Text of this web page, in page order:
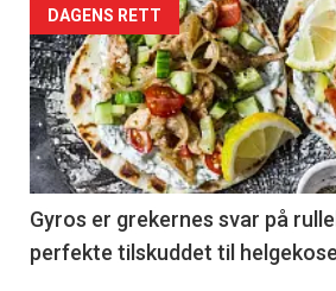
Forsiden
akkurat
nå
-
2
DAGENS RETT
Gyros er grekernes svar på
perfekte tilskuddet til